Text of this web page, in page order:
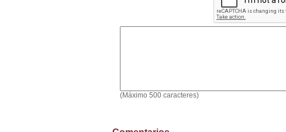
(Máximo 500 caracteres)